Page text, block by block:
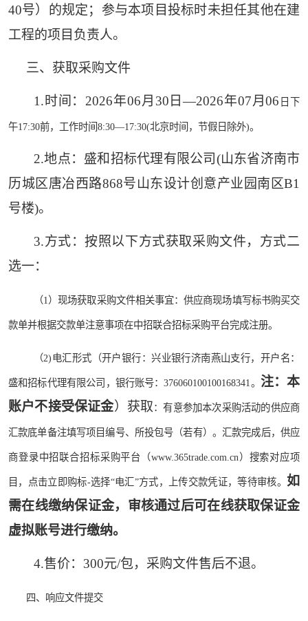
40号）的规定；参与本项目投标时未担任其他在建
工程的项目负责人。
三、获取采购文件
1.时间：2026年06月 30 日—2026年07月06 日下
午17:30前，工作时间 8:30—17:30(北京时间，节假日除外)。
2.地点：盛和招标代理有限公司(山东省济南市
历城区唐冶西路868号山东设计创意产业园南区B1
号楼)。
3.方式：按照以下方式获取采购文件，方式二
选一：
（1）现场获取采购文件相关事宜：供应商现场填写标书购买交
款单并根据交款单注意事项在中招联合招标采购平台完成注册。
（2)电汇形式（开户银行：兴业银行济南燕山支行，开户名：
盛和招标代理有限公司，银行账号：376060100100168341。 注：本
账户不接受保证金） 获取：有意参加本次采购活动的供应商
汇款底单备注填写项目编号、所投包号（若有）。汇款完成后，供应
商登录中招联合招标采购平台（www.365trade.com.cn）搜索对应项
目，点击立即购标-选择“电汇”方式，上传交款凭证，等待审核。 如
需在线缴纳保证金，审核通过后可在线获取保证金
虚拟账号进行缴纳。
4.售价： 300元/包，采购文件售后不退。
四、 响应文件提交